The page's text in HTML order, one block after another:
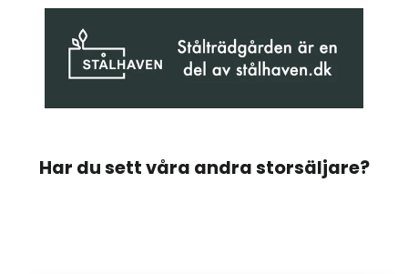
Har du sett våra andra storsäljare?